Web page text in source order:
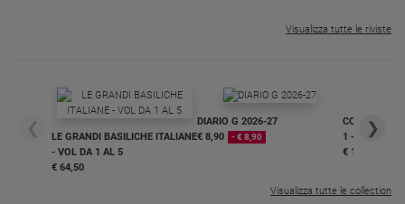
Redazione
Visualizza tutte le riviste
❮
LE GRANDI BASILICHE ITALIANE
- VOL DA 1 AL 5
€ 64,50
DIARIO G 2026-27
€ 8,90
- € 8,90
COLLANA
1 - 2
€ 18,50
❯
Visualizza tutte le collection